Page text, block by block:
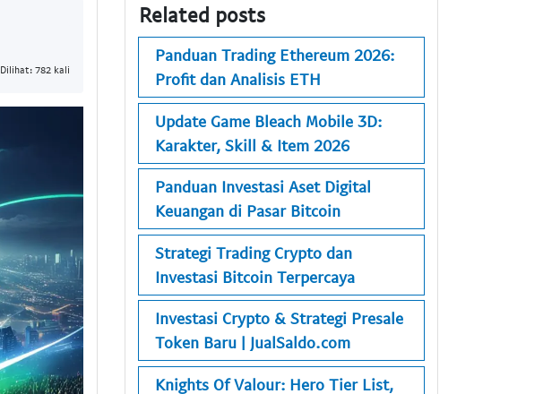
Dilihat: 782 kali
Related posts
Panduan Trading Ethereum 2026:
Profit dan Analisis ETH
Update Game Bleach Mobile 3D:
Karakter, Skill & Item 2026
Panduan Investasi Aset Digital
Keuangan di Pasar Bitcoin
Strategi Trading Crypto dan
Investasi Bitcoin Terpercaya
Investasi Crypto & Strategi Presale
Token Baru | JualSaldo.com
Knights Of Valour: Hero Tier List,